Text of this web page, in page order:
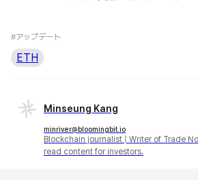
#アップデート
ETH
Minseung Kang
minriver@bloomingbit.io
Blockchain journalist | Writer of Trade
read content for investors.